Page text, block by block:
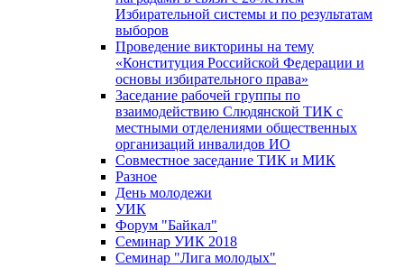
Избирательной системы и по результатам
выборов
Проведение викторины на тему
«Конституция Российской Федерации и
основы избирательного права»
Заседание рабочей группы по
взаимодействию Слюдянской ТИК с
местными отделениями общественных
организаций инвалидов ИО
Совместное заседание ТИК и МИК
Разное
День молодежи
УИК
Форум "Байкал"
Семинар УИК 2018
Семинар "Лига молодых"